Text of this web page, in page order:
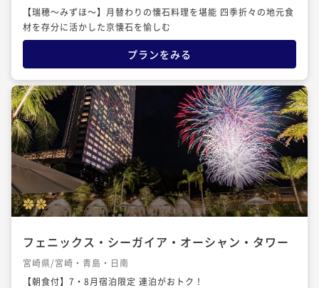
【瑞穂～みずほ～】月替わりの懐石料理を堪能 四季折々の地元食
材を存分に活かした京懐石を愉しむ
プランをみる
フェニックス・シーガイア・オーシャン・タワー
宮崎県/宮崎・青島・日南
【朝食付】7・8月宿泊限定 連泊がおトク！